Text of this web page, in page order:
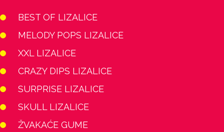
BEST OF LIZALICE
MELODY POPS LIZALICE
XXL LIZALICE
CRAZY DIPS LIZALICE
SURPRISE LIZALICE
SKULL LIZALICE
ŽVAKAĆE GUME